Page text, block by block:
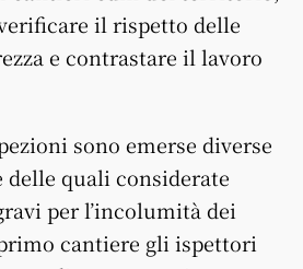
il rispetto delle
e contrastare il lavoro
sono emerse diverse
quali considerate
per l’incolumità dei
cantiere gli ispettori